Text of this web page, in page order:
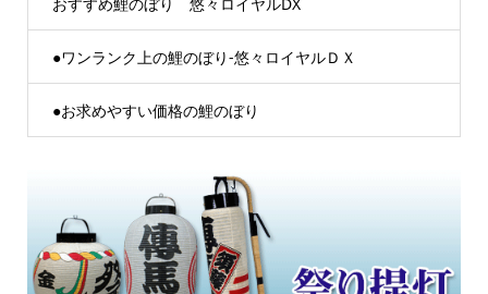
●ワンランク上の鯉のぼり-悠々ロイヤルＤＸ
●お求めやすい価格の鯉のぼり